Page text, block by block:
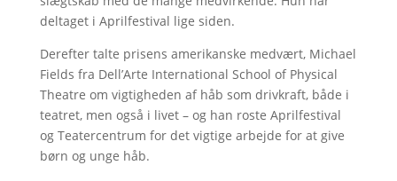
deltaget i Aprilfestival lige siden.
Derefter talte prisens amerikanske medvært, Michael
Fields fra Dell’Arte International School of Physical
Theatre om vigtigheden af håb som drivkraft, både i
teatret, men også i livet – og han roste Aprilfestival
og Teatercentrum for det vigtige arbejde for at give
børn og unge håb.